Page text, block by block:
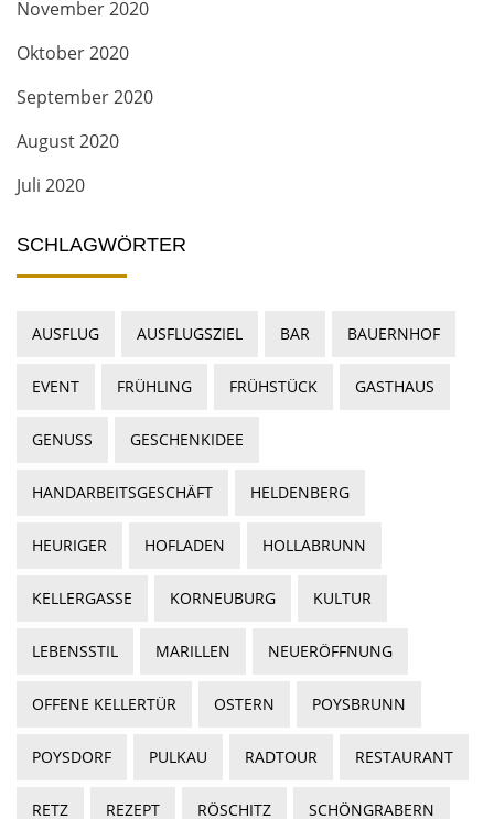
November 2020
Oktober 2020
September 2020
August 2020
Juli 2020
SCHLAGWÖRTER
AUSFLUG AUSFLUGSZIEL BAR BAUERNHOF
EVENT FRÜHLING FRÜHSTÜCK GASTHAUS
GENUSS GESCHENKIDEE
HANDARBEITSGESCHÄFT HELDENBERG
HEURIGER HOFLADEN HOLLABRUNN
KELLERGASSE KORNEUBURG KULTUR
LEBENSSTIL MARILLEN NEUERÖFFNUNG
OFFENE KELLERTÜR OSTERN POYSBRUNN
POYSDORF PULKAU RADTOUR RESTAURANT
RETZ REZEPT RÖSCHITZ SCHÖNGRABERN